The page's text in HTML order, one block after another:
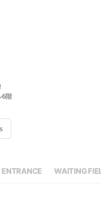
6階
ENTRANCE WAITING